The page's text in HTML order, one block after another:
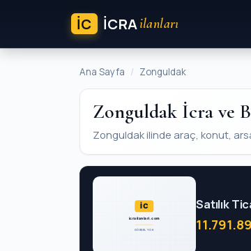
İC ICRAilanları
Ana Sayfa Zonguldak
Zonguldak İcra ve
Zonguldak ilinde araç, konut,
Satılık